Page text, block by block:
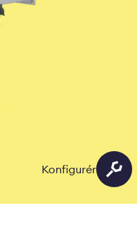
Konfigurér